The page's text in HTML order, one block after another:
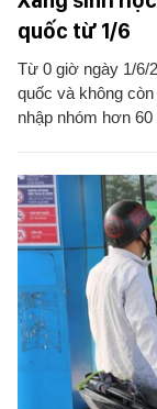
quốc từ 1/6
Từ 0 giờ ngày 1/6/
quốc và không
nhập nhóm hơn